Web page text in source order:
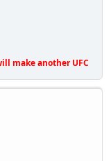
make another UFC